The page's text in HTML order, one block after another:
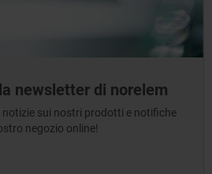
newsletter di norelem
notizie sui nostri prodotti e notifiche
negozio online!